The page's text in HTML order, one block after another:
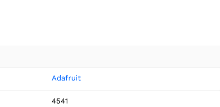
Adafruit
4541